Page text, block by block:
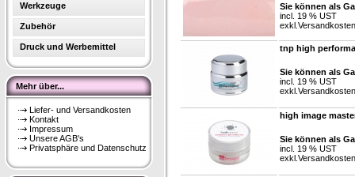
Werkzeuge
Zubehör
Druck und Werbemittel
Mehr über...
Liefer- und Versandkosten
Kontakt
Impressum
Unsere AGB's
Privatsphäre und Datenschutz
Sie können als
incl. 19 % UST
exkl. Versandkosten
tnp high
Sie können als
incl. 19 % UST
exkl. Versandkosten
high image
Sie können als
incl. 19 % UST
exkl. Versandkosten